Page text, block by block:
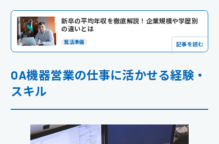
新卒の平均年収を徹底解説！企業規模や学歴別
の違いとは
就活準備 記事を読む
OA機器営業の仕事に活かせる経験・
スキル